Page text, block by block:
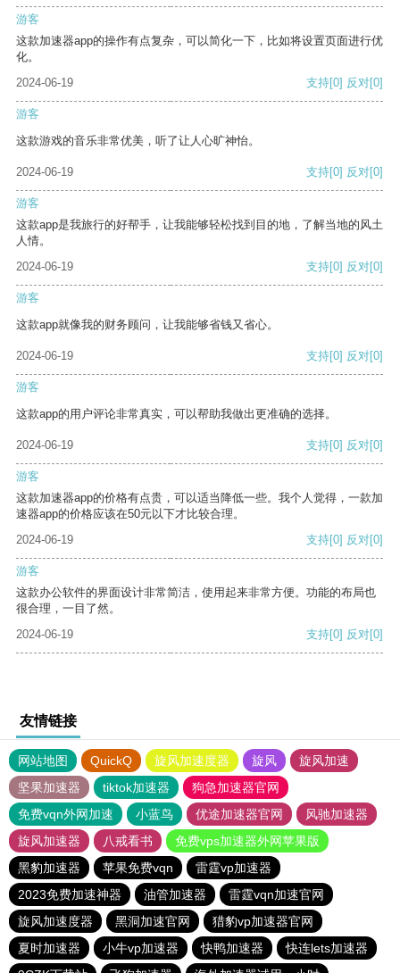
游客
这款加速器app的操作有点复杂，可以简化一下，比如将设置页面进行优
化。
2024-06-19
支持[0] 反对[0]
游客
这款游戏的音乐非常优美，听了让人心旷神怡。
2024-06-19 支持[0] 反对[0]
游客
这款app是我旅行的好帮手，让我能够轻松找到目的地，了解当地的风土
人情。
2024-06-19
支持[0] 反对[0]
游客
这款app就像我的财务顾问，让我能够省钱又省心。
2024-06-19 支持[0] 反对[0]
游客
这款app的用户评论非常真实，可以帮助我做出更准确的选择。
2024-06-19 支持[0] 反对[0]
游客
这款加速器app的价格有点贵，可以适当降低一些。我个人觉得，一款加
速器app的价格应该在50元以下才比较合理。
2024-06-19
支持[0] 反对[0]
游客
这款办公软件的界面设计非常简洁，使用起来非常方便。功能的布局也
很合理，一目了然。
2024-06-19
支持[0] 反对[0]
友情链接
网站地图 QuickQ 旋风加速度器 旋风
旋风加速
坚果加速器
tiktok加速器
狗急加速器官网
免费vqn外网加速
小蓝鸟 优途加速器官网
风驰加速器
旋风加速器
八戒看书
免费vps加速器外网苹果版
黑豹加速器
苹果免费vqn
雷霆vp加速器
2023免费加速神器
油管加速器
雷霆vqn加速官网
旋风加速度器
黑洞加速官网
猎豹vp加速器官网
夏时加速器
小牛vp加速器 快鸭加速器
快连lets加速器